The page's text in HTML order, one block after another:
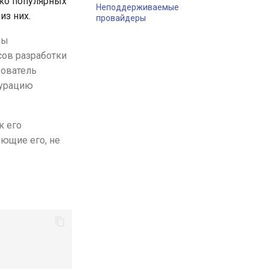
Неподдерживаемые
провайдеры
них.
разработки
его
его, не